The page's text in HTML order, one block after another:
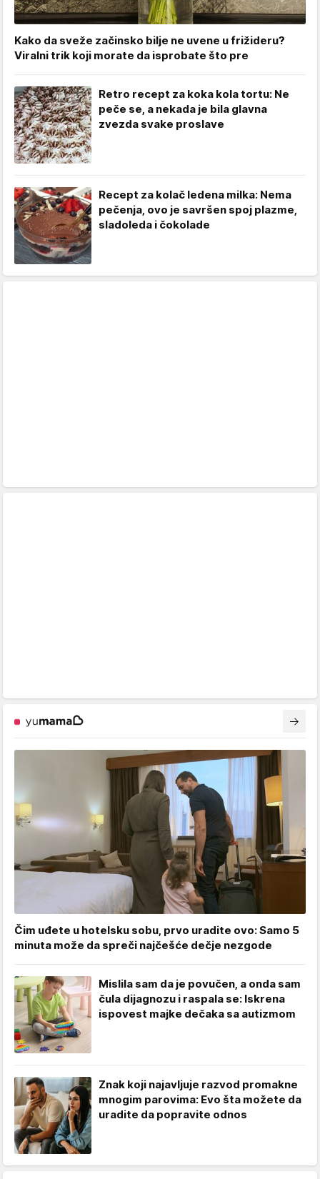
Kako da sveže začinsko bilje ne uvene u frižideru?
Viralni trik koji morate da isprobate što pre
Retro recept za koka kola tortu: Ne
peče se, a nekada je bila glavna
zvezda svake proslave
Recept za kolač ledena milka: Nema
pečenja, ovo je savršen spoj plazme,
sladoleda i čokolade
Čim uđete u hotelsku sobu, prvo uradite ovo: Samo 5
minuta može da spreči najčešće dečje nezgode
Mislila sam da je povučen, a onda sam
čula dijagnozu i raspala se: Iskrena
ispovest majke dečaka sa autizmom
Znak koji najavljuje razvod promakne
mnogim parovima: Evo šta možete da
uradite da popravite odnos